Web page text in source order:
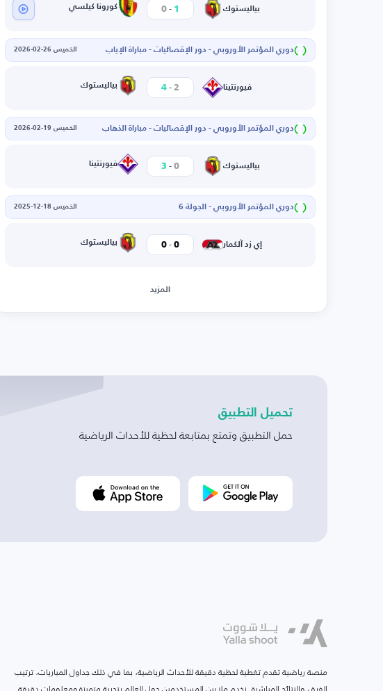
بياليستوك 1
-
0 كورونا كيلسي
دوري المؤتمر الأوروبي - دور الإقصائيات - مباراة الإياب الخميس 26-02-2026
فيورنتينا 2
-
4 بياليستوك
دوري المؤتمر الأوروبي - دور الإقصائيات - مباراة الذهاب الخميس 19-02-2026
بياليستوك 0
-
3 فيورنتينا
دوري المؤتمر الأوروبي - الجولة 6 الخميس 18-12-2025
إي زد آلكمار 0
-
0 بياليستوك
المزيد
تحميل التطبيق
حمل التطبيق وتمتع بمتابعة لحظية للأحداث الرياضية
منصة رياضية تقدم تغطية لحظية دقيقة للأحداث الرياضية، بما في ذلك جداول المباريات، ترتيب